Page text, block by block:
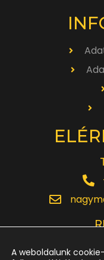
A weboldalunk